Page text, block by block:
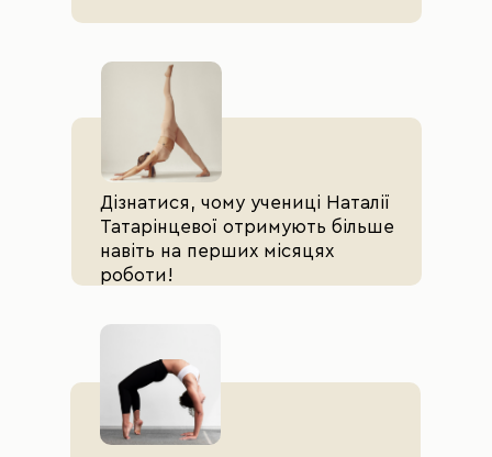
Дізнатися, чому учениці Наталії
Татарінцевої отримують більше
навіть на перших місяцях
роботи!